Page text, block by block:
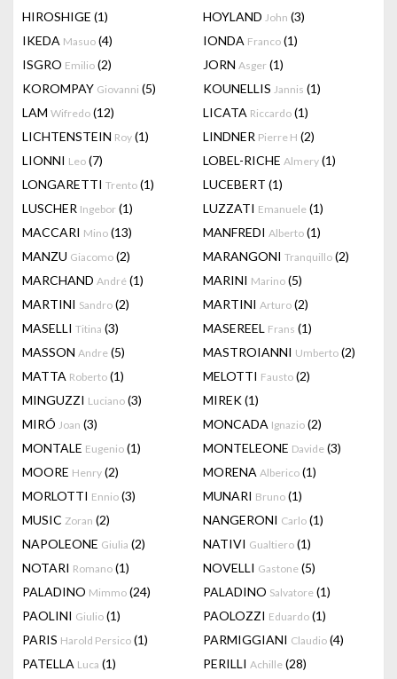
HIROSHIGE (1) HOYLAND John (3)
IKEDA Masuo (4) IONDA Franco (1)
ISGRO Emilio (2) JORN Asger (1)
KOROMPAY Giovanni (5) KOUNELLIS Jannis (1)
LAM Wifredo (12) LICATA Riccardo (1)
LICHTENSTEIN Roy (1) LINDNER Pierre H (2)
LIONNI Leo (7) LOBEL-RICHE Almery (1)
LONGARETTI Trento (1) LUCEBERT (1)
LUSCHER Ingebor (1) LUZZATI Emanuele (1)
MACCARI Mino (13) MANFREDI Alberto (1)
MANZU Giacomo (2) MARANGONI Tranquillo (2)
MARCHAND André (1) MARINI Marino (5)
MARTINI Sandro (2) MARTINI Arturo (2)
MASELLI Titina (3) MASEREEL Frans (1)
MASSON Andre (5) MASTROIANNI Umberto (2)
MATTA Roberto (1) MELOTTI Fausto (2)
MINGUZZI Luciano (3) MIREK(1)
MIRÓ Joan (3) MONCADA Ignazio (2)
MONTALE Eugenio (1) MONTELEONE Davide (3)
MOORE Henry (2) MORENA Alberico (1)
MORLOTTI Ennio (3) MUNARI Bruno (1)
MUSIC Zoran (2) NANGERONI Carlo (1)
NAPOLEONE Giulia (2) NATIVI Gualtiero (1)
NOTARI Romano (1) NOVELLI Gastone (5)
PALADINO Mimmo (24) PALADINO Salvatore (1)
PAOLINI Giulio (1) PAOLOZZI Eduardo (1)
PARIS Harold Persico (1) PARMIGGIANI Claudio (4)
PATELLA Luca (1) PERILLI Achille (28)